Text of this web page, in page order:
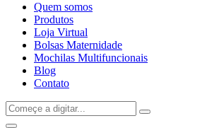
Quem somos
Produtos
Loja Virtual
Bolsas Maternidade
Mochilas Multifuncionais
Blog
Contato